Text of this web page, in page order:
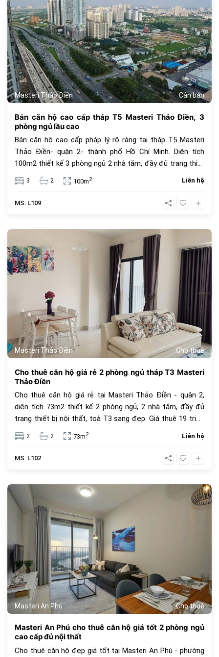
Masteri Thảo Điền Cần bán
Bán căn hộ cao cấp tháp T5 Masteri Thảo Điền, 3
phòng ngủ lầu cao
Bán căn hộ cao cấp pháp lý rõ ràng tại tháp T5 Masteri
Thảo Điền- quận 2- thành phố Hồ Chí Minh. Diện tích
100m2 thiết kế 3 phòng ngủ 2 nhà tắm, đầy đủ trang thiết
bị nội thất cao cấp, ban công hướng gió mát cả ngày, giá
bán 9 tỷ( giá chưa bao gồm các khoảng thuế phí khác )
3 2 100m2 Liên hệ
MS: L109
Masteri Thảo Điền Cho thuê
Cho thuê căn hộ giá rẻ 2 phòng ngủ tháp T3 Masteri
Thảo Điền
Cho thuê căn hộ giá rẻ tại Masteri Thảo Điền - quận 2,
diện tích 73m2 thiết kế 2 phòng ngủ, 2 nhà tắm, đầy đủ
trang thiết bị nội thất, toà T3 sang đẹp. Giá thuê 19 triệu
VNĐ/ tháng, giá chưa bao gồm phí quản lý, thuế VAT và
các tiện ích khác.
2 2 73m2 Liên hệ
MS: L102
Masteri An Phú Cho thuê
407
Masteri An Phú cho thuê căn hộ giá tốt 2 phòng ngủ
cao cấp đủ nội thất
Cho thuê căn hộ đẹp giá tốt tại Masteri An Phú - phường